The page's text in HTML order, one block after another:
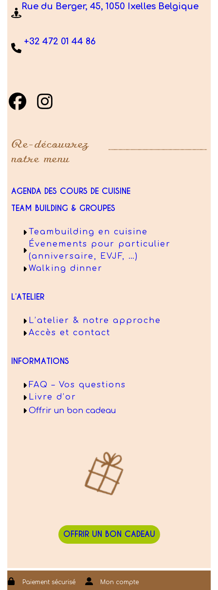
Rue du Berger, 45, 1050 Ixelles Belgique
+32 472 01 44 86
Re-découvrez
notre menu
AGENDA DES COURS DE CUISINE
TEAM BUILDING & GROUPES
Teambuilding en cuisine
Évenements pour particulier
(anniversaire, EVJF, …)
Walking dinner
L’ATELIER
L’atelier & notre approche
Accès et contact
INFORMATIONS
FAQ – Vos questions
Livre d’or
Offrir un bon cadeau
OFFRIR UN BON CADEAU
Paiement sécurisé Mon compte